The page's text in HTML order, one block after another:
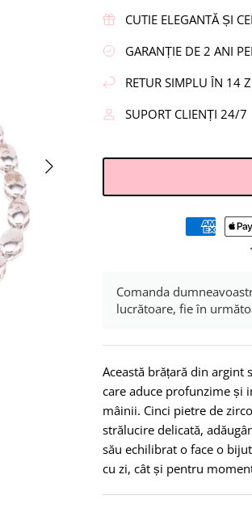
CUTIE ELEGANTĂ ȘI
GARANȚIE DE 2 ANI
RETUR SIMPLU ÎN 14
SUPORT CLIENȚI 24/7
Comanda
lucrătoare, fie în
Această brățară din argint
care aduce profunzime și
mâinii. Cinci pietre de
strălucire delicată,
său echilibrat o face o
cu zi, cât și pentru